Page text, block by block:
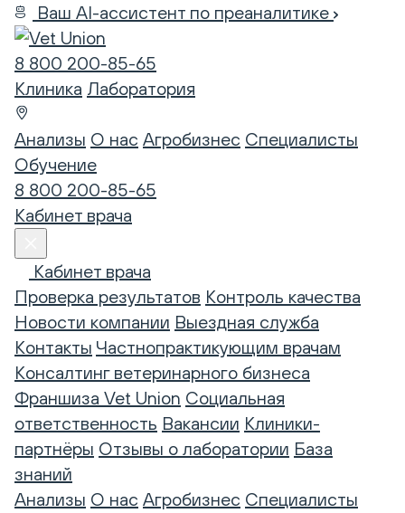
Ваш AI-ассистент по преаналитике
8 800 200-85-65
Клиника Лаборатория
Анализы О нас Агробизнес Специалисты
Обучение
8 800 200-85-65
Кабинет врача
Кабинет врача
Проверка результатов Контроль качества
Новости компании Выездная служба
Контакты Частнопрактикующим врачам
Консалтинг ветеринарного бизнеса
Франшиза Vet Union Социальная
ответственность Вакансии Клиники-
партнёры Отзывы о лаборатории База
знаний
Анализы О нас Агробизнес Специалисты